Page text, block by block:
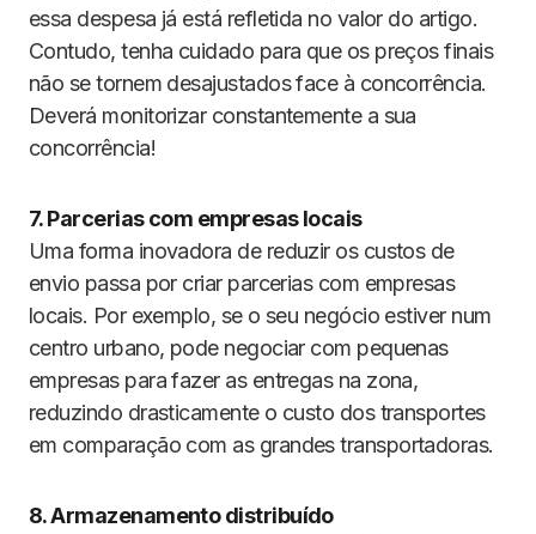
essa despesa já está refletida no valor do artigo.
Contudo, tenha cuidado para que os preços finais
não se tornem desajustados face à concorrência.
Deverá monitorizar constantemente a sua
concorrência!
7. Parcerias com empresas locais
Uma forma inovadora de reduzir os custos de
envio passa por criar parcerias com empresas
locais. Por exemplo, se o seu negócio estiver num
centro urbano, pode negociar com pequenas
empresas para fazer as entregas na zona,
reduzindo drasticamente o custo dos transportes
em comparação com as grandes transportadoras.
8. Armazenamento distribuído